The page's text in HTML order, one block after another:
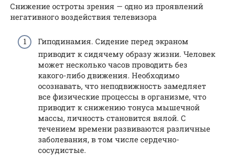
Снижение остроты зрения — одно из проявлений
негативного воздействия телевизора
Гиподинамия. Сидение перед экраном
приводит к сидячему образу жизни. Человек
может несколько часов проводить без
какого-либо движения. Необходимо
осознавать, что неподвижность замедляет
все физические процессы в организме, что
приводит к снижению тонуса мышечной
массы, личность становится вялой. С
течением времени развиваются различные
заболевания, в том числе сердечно-
сосудистые.